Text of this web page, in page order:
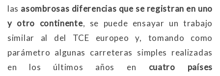
las asombrosas diferencias que se registran en uno
y otro continente, se puede ensayar un trabajo
similar al del TCE europeo y, tomando como
parámetro algunas carreteras simples realizadas
en los últimos años en cuatro países